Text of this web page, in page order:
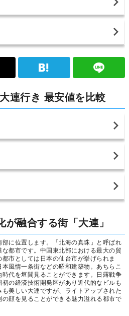
連行き 最安値を比較
が融合する街「大連」
に位置します。「北海の真珠」と呼ばれ
都市です。中国東北部における最大の貿
市としては日本の仙台市が挙げられま
風情一条街などの昭和建築物。あちらこ
代を垣間見ることができます。日露戦争
の経済技術開発区があり近代的なビルも
美しい大連ですが、ライトアップされた
顔を見ることができる魅力溢れる都市で